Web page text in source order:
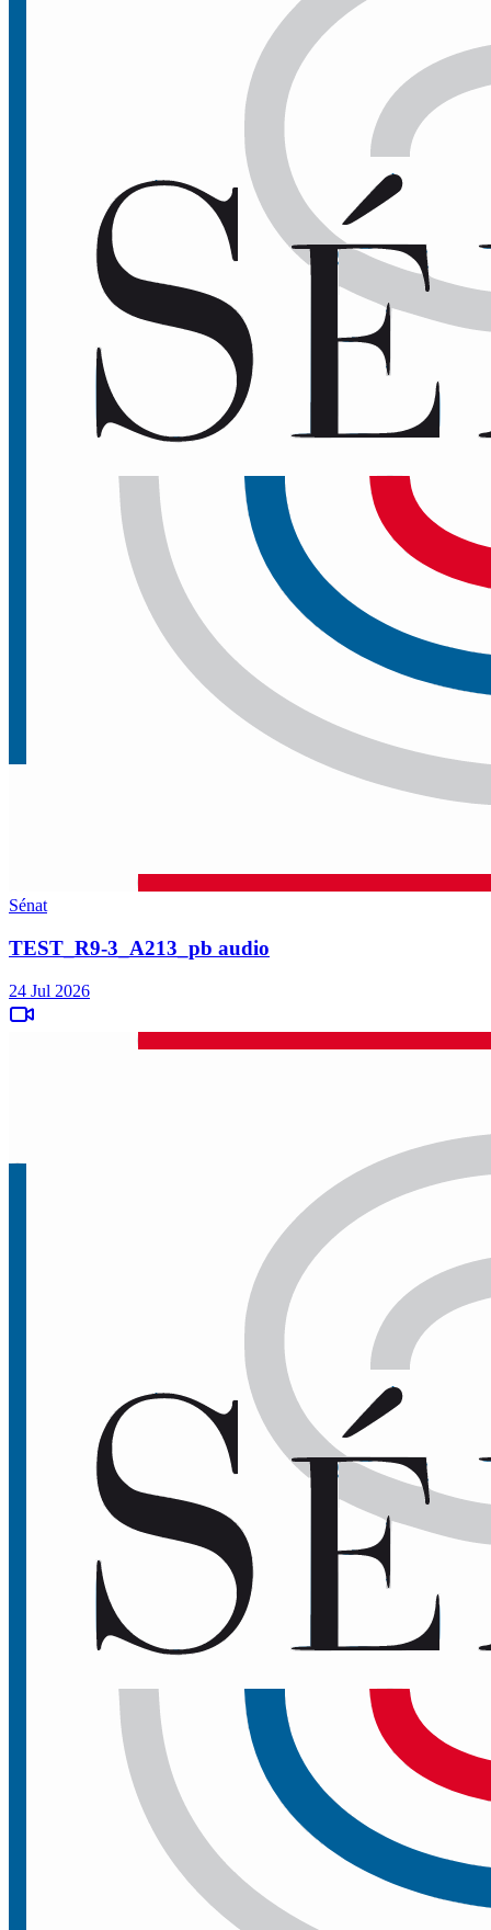
Sénat
TEST_R9-3_A213_pb audio
24 Jul 2026